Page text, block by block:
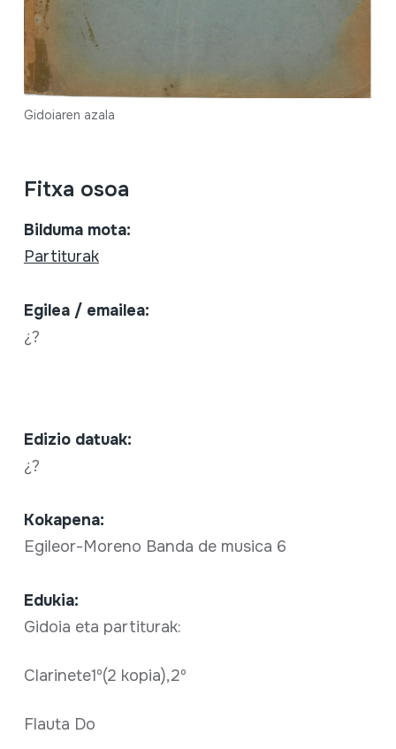
Gidoiaren azala
Fitxa osoa
Bilduma mota:
Partiturak
Egilea / emailea:
¿?
Edizio datuak:
¿?
Kokapena:
Egileor-Moreno Banda de musica 6
Edukia:
Gidoia eta partiturak:
Clarinete1º(2 kopia),2º
Flauta Do